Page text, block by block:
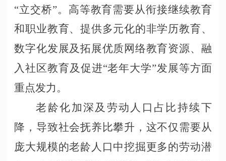
“立交桥”。高等教育需要从衔接继续教育
和职业教育、提供多元化的非学历教育、
数字化发展及拓展优质网络教育资源、融
入社区教育及促进“老年大学”发展等方面
重点发力。
老龄化加深及劳动人口占比持续下
降，导致社会抚养比攀升，这不仅需要从
庞大规模的老龄人口中挖掘更多的劳动潜